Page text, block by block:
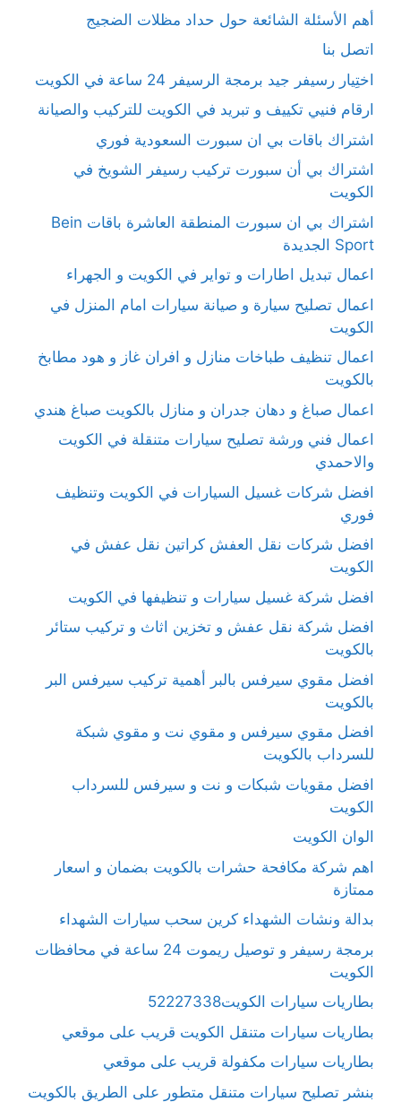
أهم الأسئلة الشائعة حول حداد مظلات الضجيج
اتصل بنا
اختِيار رسيفر جيد برمجة الرسيفر 24 ساعة في الكويت
ارقام فنيي تكييف و تبريد في الكويت للتركيب والصيانة
اشتراك باقات بي ان سبورت السعودية فوري
اشتراك بي أن سبورت تركيب رسيفر الشويخ في
الكويت
اشتراك بي ان سبورت المنطقة العاشرة باقات Bein
Sport الجديدة
اعمال تبديل اطارات و تواير في الكويت و الجهراء
اعمال تصليح سيارة و صيانة سيارات امام المنزل في
الكويت
اعمال تنظيف طباخات منازل و افران غاز و هود مطابخ
بالكويت
اعمال صباغ و دهان جدران و منازل بالكويت صباغ هندي
اعمال فني ورشة تصليح سيارات متنقلة في الكويت
والاحمدي
افضل شركات غسيل السيارات في الكويت وتنظيف
فوري
افضل شركات نقل العفش كراتين نقل عفش في
الكويت
افضل شركة غسيل سيارات و تنظيفها في الكويت
افضل شركة نقل عفش و تخزين اثاث و تركيب ستائر
بالكويت
افضل مقوي سيرفس بالبر أهمية تركيب سيرفس البر
بالكويت
افضل مقوي سيرفس و مقوي نت و مقوي شبكة
للسرداب بالكويت
افضل مقويات شبكات و نت و سيرفس للسرداب
الكويت
الوان الكويت
اهم شركة مكافحة حشرات بالكويت بضمان و اسعار
ممتازة
بدالة ونشات الشهداء كرين سحب سيارات الشهداء
برمجة رسيفر و توصيل ريموت 24 ساعة في محافظات
الكويت
بطاريات سيارات الكويت52227338
بطاريات سيارات متنقل الكويت قريب على موقعي
بطاريات سيارات مكفولة قريب على موقعي
بنشر تصليح سيارات متنقل متطور على الطريق بالكويت